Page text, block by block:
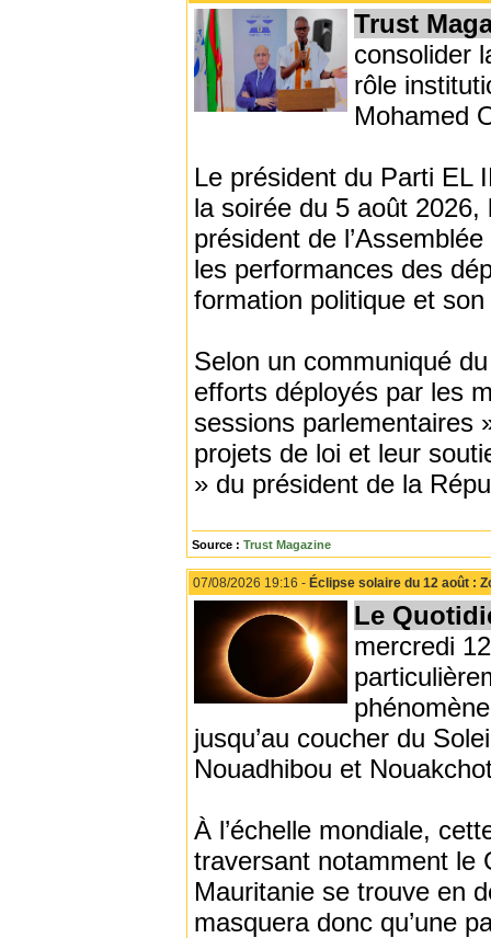
Trust
consolider
rôle
Mohamed
Le président du Parti EL
la soirée du 5 août
président de
les performances des
formation politique et
Selon un communiqué
efforts déployés par les
sessions parlementaires
projets de loi et leur
» du président de la
Source : Trust Magazine
07/08/2026 19:16 - Éclipse solaire du 12 août :
Le
mercredi
jusqu’au coucher du
Nouadhibou et
À l’échelle mondiale,
traversant notamment le
Mauritanie se trouve en
masquera donc qu’une